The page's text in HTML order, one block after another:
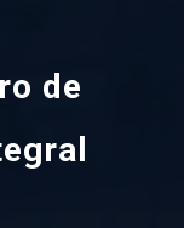
de